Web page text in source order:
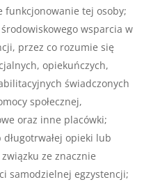
funkcjonowanie tej osoby;
wsparcia w
przez co rozumie się
opiekuńczych,
świadczonych
społecznej,
oraz inne placówki;
opieki lub
ze znacznie
samodzielnej egzystencji;